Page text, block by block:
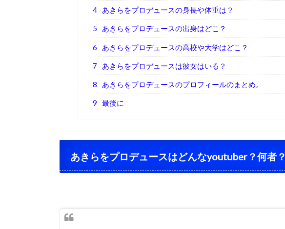
4 あきらをプロデュースの身長や体重は？
5 あきらをプロデュースの出身はどこ？
6 あきらをプロデュースの高校や大学はどこ？
7 あきらをプロデュースは彼女はいる？
8 あきらをプロデュースのプロフィールのまとめ。
9 最後に
あきらをプロデュースはどんなyoutuber？何者？